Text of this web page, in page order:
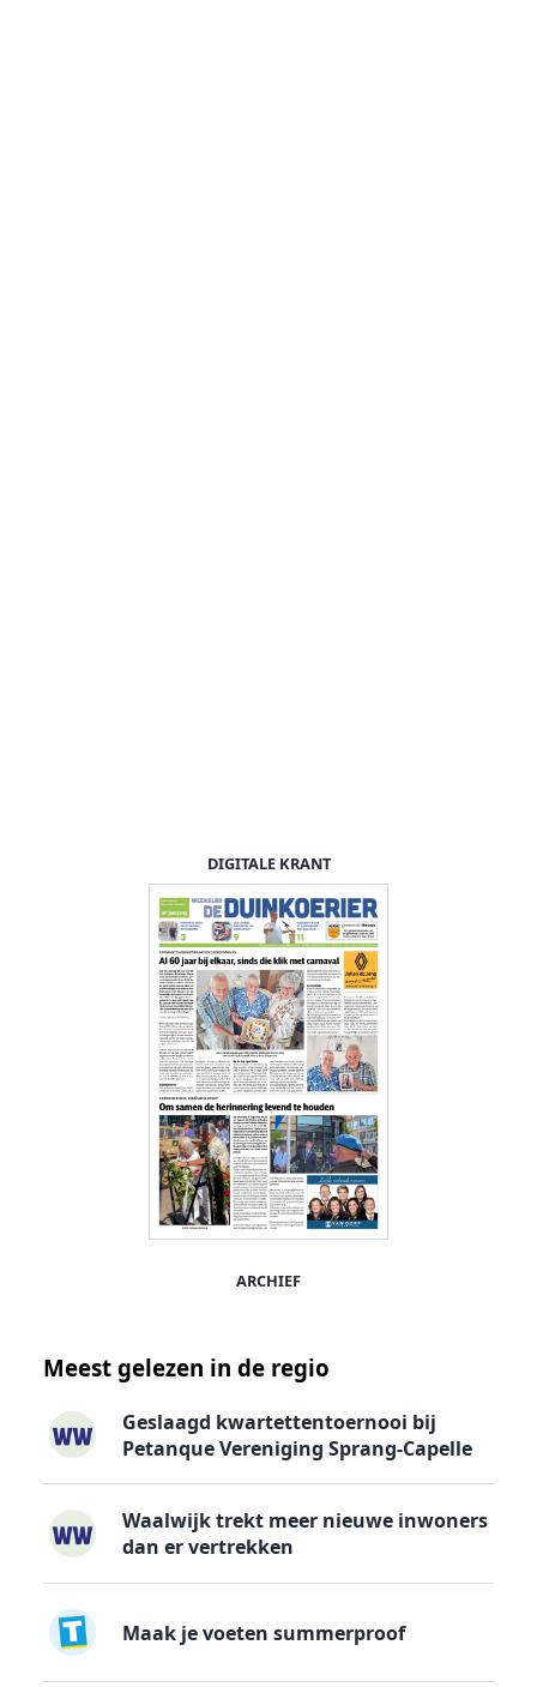
DIGITALE KRANT
ARCHIEF
Meest gelezen in de regio
Geslaagd kwartettentoernooi bij
Petanque Vereniging Sprang-Capelle
Waalwijk trekt meer nieuwe inwoners
dan er vertrekken
Maak je voeten summerproof